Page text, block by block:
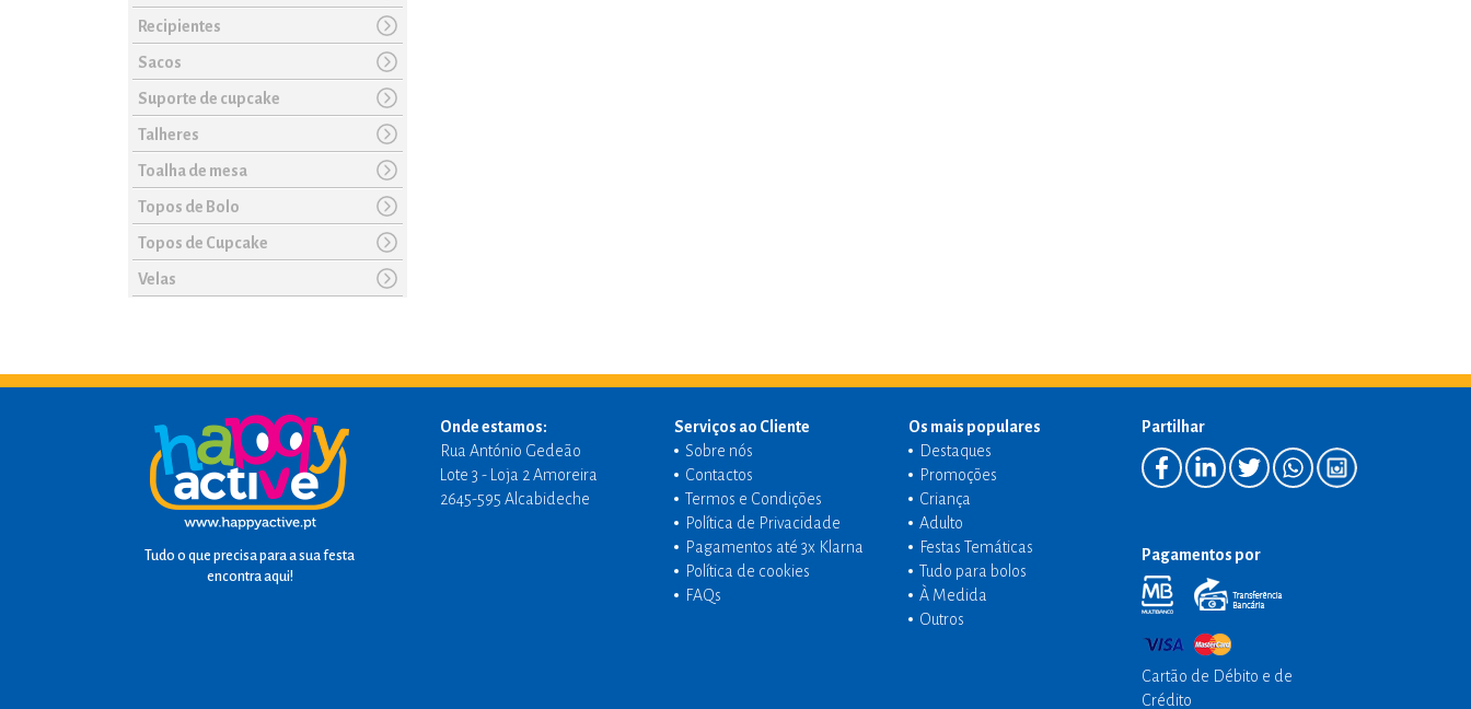
Recipientes
Sacos
Suporte de cupcake
Talheres
Toalha de mesa
Topos de Bolo
Topos de Cupcake
Velas
Tudo o que precisa para a sua festa
encontra aqui!
Onde estamos:
Rua António Gedeão
Lote 3 - Loja 2 Amoreira
2645-595 Alcabideche
Serviços ao Cliente
Sobre nós
Contactos
Termos e Condições
Política de Privacidade
Pagamentos até 3x Klarna
Política de cookies
FAQs
Os mais populares
Destaques
Promoções
Criança
Adulto
Festas Temáticas
Tudo para bolos
À Medida
Outros
Partilhar
Pagamentos por
Cartão de Débito e de
Crédito